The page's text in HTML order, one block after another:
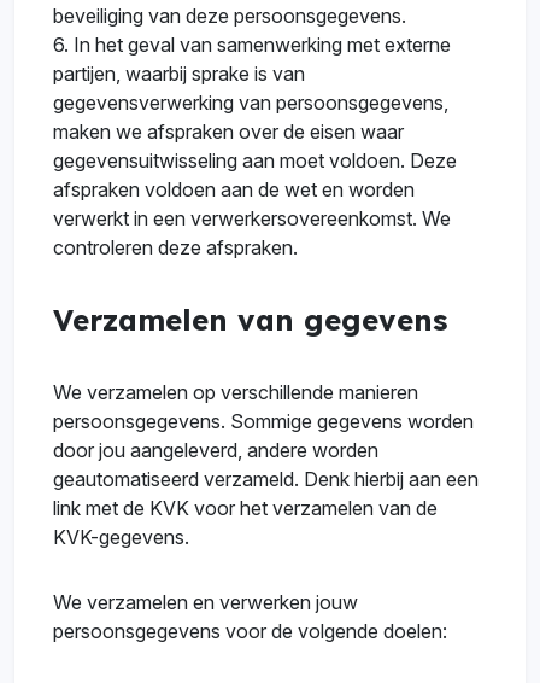
beveiliging van deze persoonsgegevens.
6. In het geval van samenwerking met externe
partijen, waarbij sprake is van
gegevensverwerking van persoonsgegevens,
maken we afspraken over de eisen waar
gegevensuitwisseling aan moet voldoen. Deze
afspraken voldoen aan de wet en worden
verwerkt in een verwerkersovereenkomst. We
controleren deze afspraken.
Verzamelen van gegevens
We verzamelen op verschillende manieren
persoonsgegevens. Sommige gegevens worden
door jou aangeleverd, andere worden
geautomatiseerd verzameld. Denk hierbij aan een
link met de KVK voor het verzamelen van de
KVK-gegevens.
We verzamelen en verwerken jouw
persoonsgegevens voor de volgende doelen: